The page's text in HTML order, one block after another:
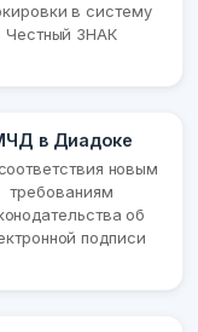
в систему
Честный ЗНАК
в Диадоке
новым
требованиям
об
подписи